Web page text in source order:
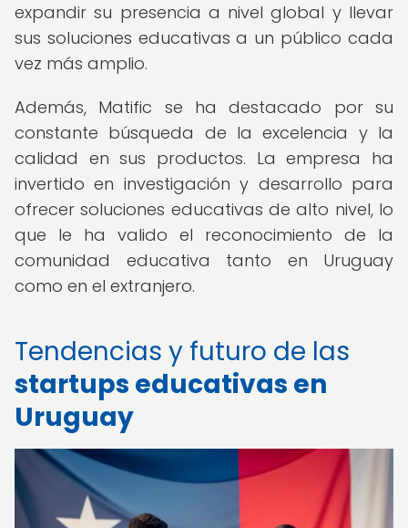
expandir su presencia a nivel global y llevar
sus soluciones educativas a un público cada
vez más amplio.
Además, Matific se ha destacado por su
constante búsqueda de la excelencia y la
calidad en sus productos. La empresa ha
invertido en investigación y desarrollo para
ofrecer soluciones educativas de alto nivel, lo
que le ha valido el reconocimiento de la
comunidad educativa tanto en Uruguay
como en el extranjero.
Tendencias y futuro de las
startups educativas en
Uruguay